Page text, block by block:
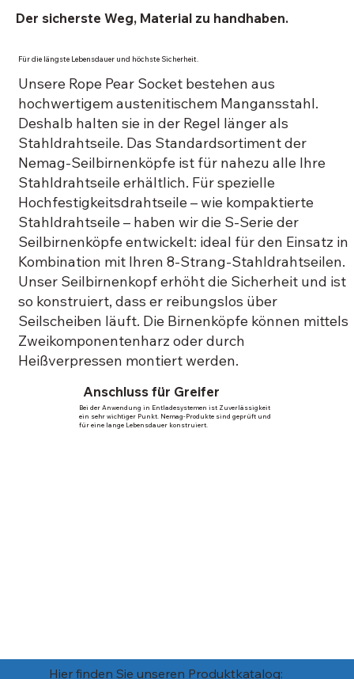
Der sicherste Weg, Material zu handhaben.
Für die längste Lebensdauer und höchste Sicherheit.
Unsere Rope Pear Socket bestehen aus
hochwertigem austenitischem Mangansstahl.
Deshalb halten sie in der Regel länger als
Stahldrahtseile. Das Standardsortiment der
Nemag-Seilbirnenköpfe ist für nahezu alle Ihre
Stahldrahtseile erhältlich. Für spezielle
Hochfestigkeitsdrahtseile – wie kompaktierte
Stahldrahtseile – haben wir die S-Serie der
Seilbirnenköpfe entwickelt: ideal für den Einsatz in
Kombination mit Ihren 8-Strang-Stahldrahtseilen.
Unser Seilbirnenkopf erhöht die Sicherheit und ist
so konstruiert, dass er reibungslos über
Seilscheiben läuft. Die Birnenköpfe können mittels
Zweikomponentenharz oder durch
Heißverpressen montiert werden.
Anschluss für Greifer
Bei der Anwendung in Entladesystemen ist Zuverlässigkeit
ein sehr wichtiger Punkt. Nemag-Produkte sind geprüft und
für eine lange Lebensdauer konstruiert.
Hier finden Sie unseren Produktkatalog: